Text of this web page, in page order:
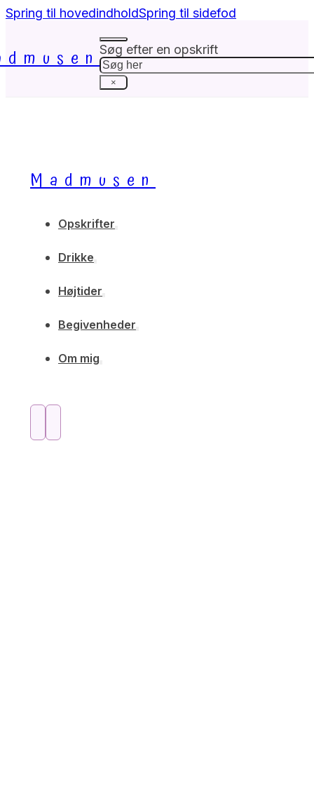
Spring til hovedindholdSpring til sidefod
Søg efter en opskrift
Søg
×
Madmusen
Opskrifter
Drikke
Højtider
Begivenheder
Om mig